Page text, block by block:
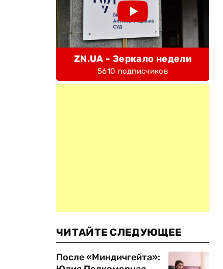
ZN.UA - Зеркало недели
5610 подписчиков
ЧИТАЙТЕ СЛЕДУЮЩЕЕ
После «Миндичгейта»: